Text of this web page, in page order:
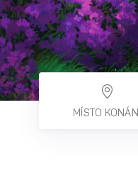
MÍSTO KONÁNÍ